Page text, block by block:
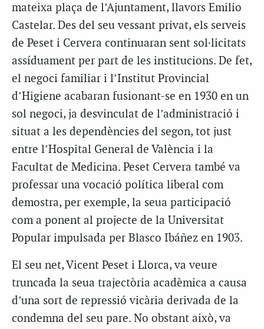
mateixa plaça de l’Ajuntament, llavors Emilio
Castelar. Des del seu vessant privat, els serveis
de Peset i Cervera continuaran sent sol·licitats
assíduament per part de les institucions. De fet,
el negoci familiar i l’Institut Provincial
d’Higiene acabaran fusionant-se en 1930 en un
sol negoci, ja desvinculat de l’administració i
situat a les dependències del segon, tot just
entre l’Hospital General de València i la
Facultat de Medicina. Peset Cervera també va
professar una vocació política liberal com
demostra, per exemple, la seua participació
com a ponent al projecte de la Universitat
Popular impulsada per Blasco Ibáñez en 1903.
El seu net, Vicent Peset i Llorca, va veure
truncada la seua trajectòria acadèmica a causa
d’una sort de repressió vicària derivada de la
condemna del seu pare. No obstant això, va